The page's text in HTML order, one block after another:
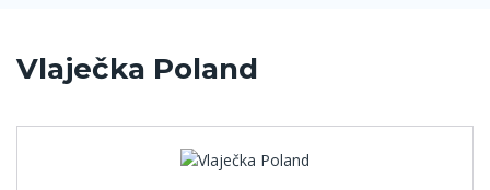
Vlaječka Poland